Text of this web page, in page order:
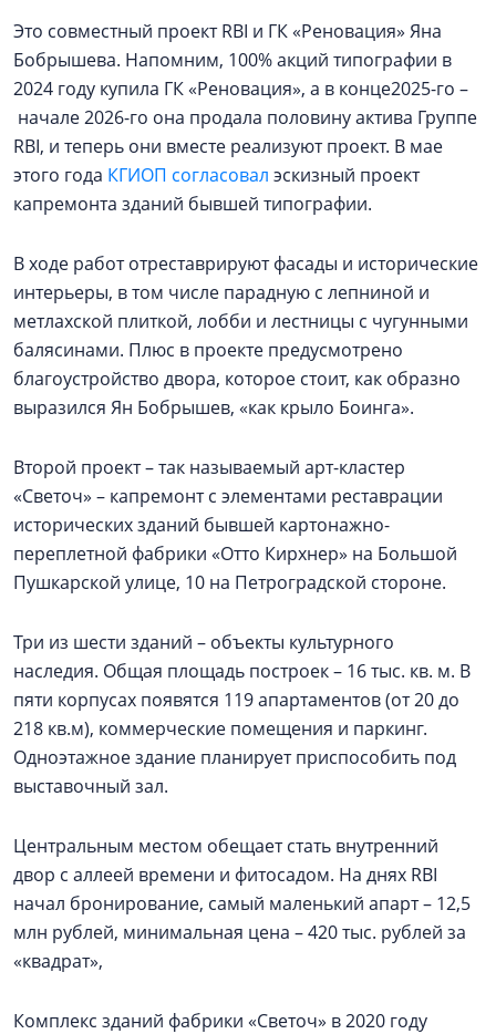
Это совместный проект RBI и ГК «Реновация» Яна
Бобрышева. Напомним, 100% акций типографии в
2024 году купила ГК «Реновация», а в конце2025-го –
начале 2026-го она продала половину актива Группе
RBI, и теперь они вместе реализуют проект. В мае
этого года КГИОП согласовал эскизный проект
капремонта зданий бывшей типографии.
В ходе работ отреставрируют фасады и исторические
интерьеры, в том числе парадную с лепниной и
метлахской плиткой, лобби и лестницы с чугунными
балясинами. Плюс в проекте предусмотрено
благоустройство двора, которое стоит, как образно
выразился Ян Бобрышев, «как крыло Боинга».
Второй проект – так называемый арт-кластер
«Светоч» – капремонт с элементами реставрации
исторических зданий бывшей картонажно-
переплетной фабрики «Отто Кирхнер» на Большой
Пушкарской улице, 10 на Петроградской стороне.
Три из шести зданий – объекты культурного
наследия. Общая площадь построек – 16 тыс. кв. м. В
пяти корпусах появятся 119 апартаментов (от 20 до
218 кв.м), коммерческие помещения и паркинг.
Одноэтажное здание планирует приспособить под
выставочный зал.
Центральным местом обещает стать внутренний
двор с аллеей времени и фитосадом. На днях RBI
начал бронирование, самый маленький апарт – 12,5
млн рублей, минимальная цена – 420 тыс. рублей за
«квадрат»,
Комплекс зданий фабрики «Светоч» в 2020 году